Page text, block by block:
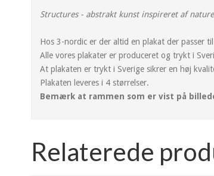
Structures - abstrakt kunst inspireret af
Hos 3-nordic er der altid en plakat der passer
Alle vores plakater er produceret og trykt i
At plakaten er trykt i Sverige sikrer en høj
Plakaten leveres i 4 størrelser.
Bemærk at rammen som er vist på
Relaterede